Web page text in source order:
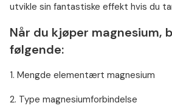
utvikle sin fantastiske effekt hvis du
Når du kjøper magnesium,
følgende:
1. Mengde elementært magnesium
2. Type magnesiumforbindelse